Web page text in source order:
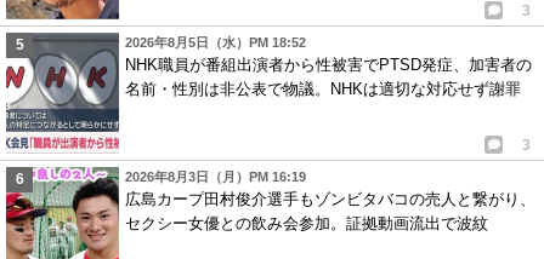
3
2026年8月5日（水）PM 18:52
NHK職員が番組出演者から性被害でPTSD発症、加害者の
名前・性別は非公表で物議。NHKは適切な対応せず謝罪
3
2026年8月3日（月）PM 16:19
広島カープ田村俊介選手もゾンビタバコの売人と繋がり、
セクシー女優との飲み会参加。証拠動画流出で波紋